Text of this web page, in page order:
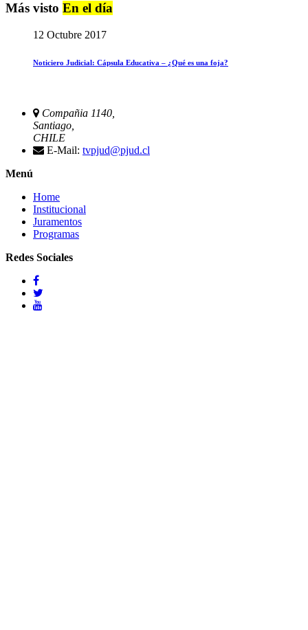
Más visto En el día
12 Octubre 2017
Noticiero Judicial: Cápsula Educativa – ¿Qué es una foja?
Compañia 1140,
Santiago,
CHILE
E-Mail: tvpjud@pjud.cl
Menú
Home
Institucional
Juramentos
Programas
Redes Sociales